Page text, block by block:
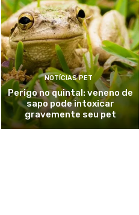
NOTÍCIAS PET
Perigo no quintal: veneno de
sapo pode intoxicar
gravemente seu pet